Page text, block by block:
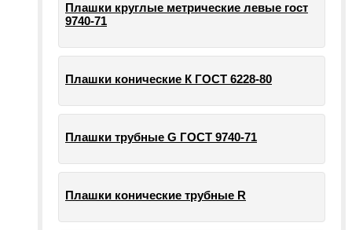
Плашки круглые метрические левые гост
9740-71
Плашки конические К ГОСТ 6228-80
Плашки трубные G ГОСТ 9740-71
Плашки конические трубные R